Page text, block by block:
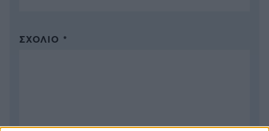
ΣΧΌΛΙΟ *